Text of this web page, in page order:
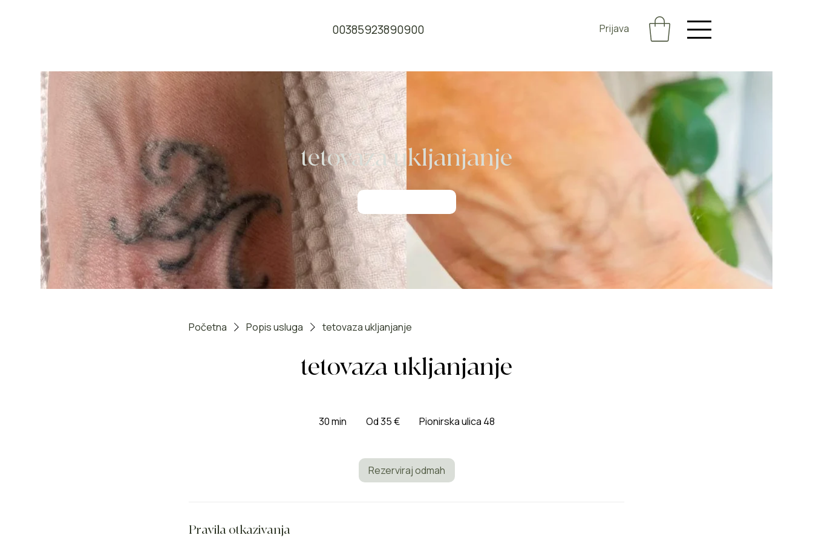
Prijava
00385923890900
tetovaza ukljanjanje
Početna Popis usluga tetovaza ukljanjanje
tetovaza ukljanjanje
30 min
euraOd 35 € Pionirska ulica 48
Rezerviraj odmah
Pravila otkazivanja